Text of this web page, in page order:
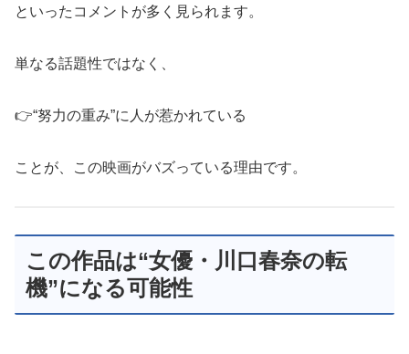
といったコメントが多く見られます。
単なる話題性ではなく、
👉“努力の重み”に人が惹かれている
ことが、この映画がバズっている理由です。
この作品は“女優・川口春奈の転
機”になる可能性